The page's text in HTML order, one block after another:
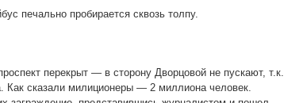
печально пробирается сквозь толпу.
перекрыт — в сторону Дворцовой не пускают, т.к.
Как сказали милиционеры — 2 миллиона человек.